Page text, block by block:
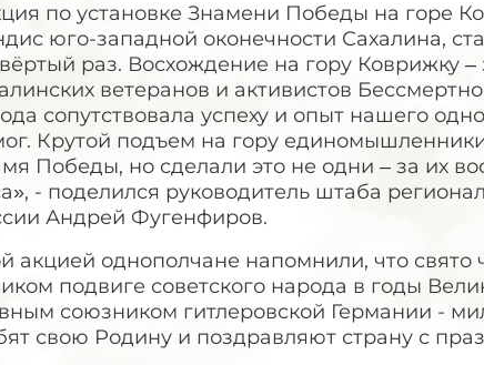
по установке Знамени Победы на горе
юго-западной оконечности Сахалина,
раз. Восхождение на гору Коврижку –
ветеранов и активистов
сопутствовала успеху и опыт нашего
Крутой подъем на гору
Победы, но сделали это не одни – за их
- поделился руководитель штаба
Андрей Фугенфиров.
акцией однополчане напомнили, что свято
подвиге советского народа в годы
союзником гитлеровской Германии -
свою Родину и поздравляют страну с